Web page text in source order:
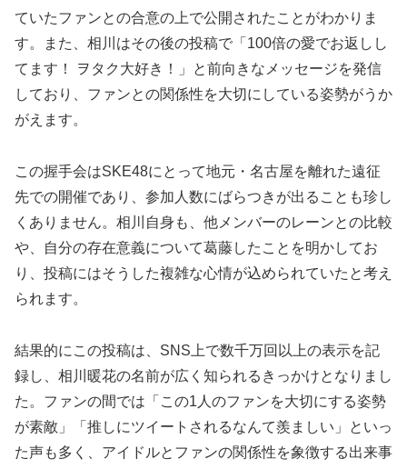
ていたファンとの合意の上で公開されたことがわかりま
す。また、相川はその後の投稿で「100倍の愛でお返しし
てます！ ヲタク大好き！」と前向きなメッセージを発信
しており、ファンとの関係性を大切にしている姿勢がうか
がえます。
この握手会はSKE48にとって地元・名古屋を離れた遠征
先での開催であり、参加人数にばらつきが出ることも珍し
くありません。相川自身も、他メンバーのレーンとの比較
や、自分の存在意義について葛藤したことを明かしてお
り、投稿にはそうした複雑な心情が込められていたと考え
られます。
結果的にこの投稿は、SNS上で数千万回以上の表示を記
録し、相川暖花の名前が広く知られるきっかけとなりまし
た。ファンの間では「この1人のファンを大切にする姿勢
が素敵」「推しにツイートされるなんて羨ましい」といっ
た声も多く、アイドルとファンの関係性を象徴する出来事